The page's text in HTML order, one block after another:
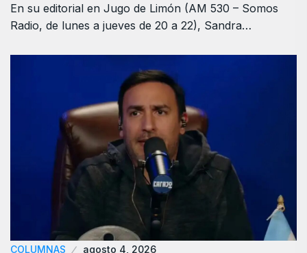
En su editorial en Jugo de Limón (AM 530 – Somos
Radio, de lunes a jueves de 20 a 22), Sandra…
COLUMNAS agosto 4, 2026